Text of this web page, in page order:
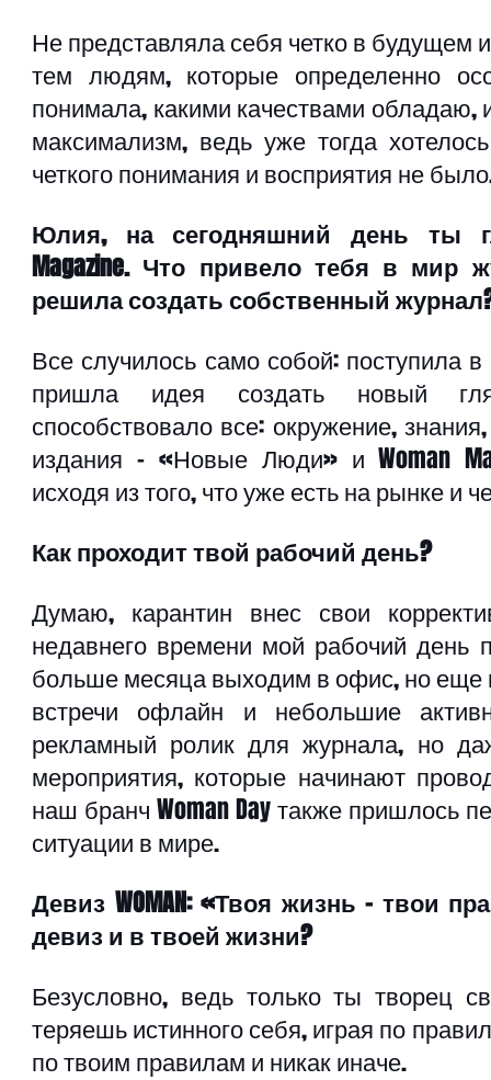
Не представляла себя четко в будущем
тем людям, которые определенно
понимала, какими качествами
максимализм, ведь уже тогда
четкого понимания и восприятия не
Юлия, на сегодняшний день ты
Magazine. Что привело тебя в мир
решила создать собственный
Все случилось само собой: поступила в
пришла идея создать новый
способствовало все: окружение,
издания – «Новые Люди» и Woman
исходя из того, что уже есть на рынке и
Как проходит твой рабочий день?
Думаю, карантин внес свои
недавнего времени мой рабочий день
больше месяца выходим в офис, но еще
встречи офлайн и небольшие
рекламный ролик для журнала, но
мероприятия, которые начинают
наш бранч Woman Day также пришлось
ситуации в мире.
Девиз WOMAN: «Твоя жизнь – твои
девиз и в твоей жизни?
Безусловно, ведь только ты творец
теряешь истинного себя, играя по
по твоим правилам и никак иначе.